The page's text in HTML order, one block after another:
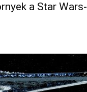
a Star Wars-